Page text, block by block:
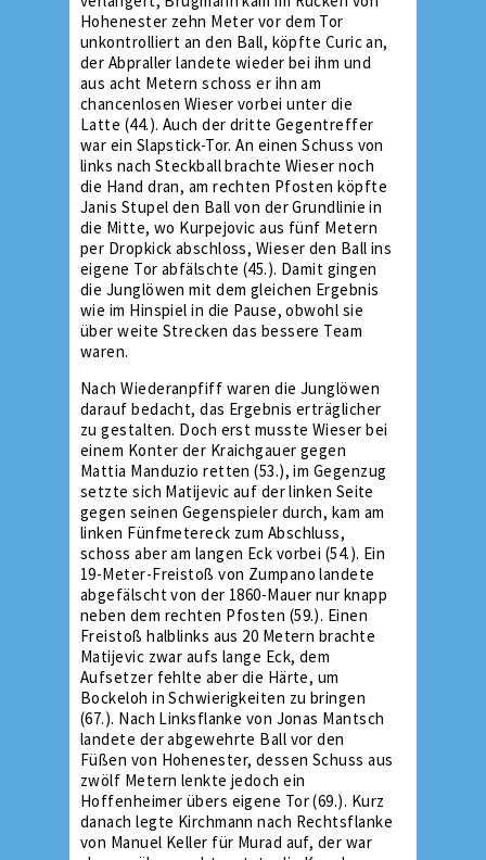
Hohenester zehn Meter vor dem Tor
unkontrolliert an den Ball, köpfte Curic an,
der Abpraller landete wieder bei ihm und
aus acht Metern schoss er ihn am
chancenlosen Wieser vorbei unter die
Latte (44.). Auch der dritte Gegentreffer
war ein Slapstick-Tor. An einen Schuss von
links nach Steckball brachte Wieser noch
die Hand dran, am rechten Pfosten köpfte
Janis Stupel den Ball von der Grundlinie in
die Mitte, wo Kurpejovic aus fünf Metern
per Dropkick abschloss, Wieser den Ball ins
eigene Tor abfälschte (45.). Damit gingen
die Junglöwen mit dem gleichen Ergebnis
wie im Hinspiel in die Pause, obwohl sie
über weite Strecken das bessere Team
waren.
Nach Wiederanpfiff waren die Junglöwen
darauf bedacht, das Ergebnis erträglicher
zu gestalten. Doch erst musste Wieser bei
einem Konter der Kraichgauer gegen
Mattia Manduzio retten (53.), im Gegenzug
setzte sich Matijevic auf der linken Seite
gegen seinen Gegenspieler durch, kam am
linken Fünfmetereck zum Abschluss,
schoss aber am langen Eck vorbei (54.). Ein
19-Meter-Freistoß von Zumpano landete
abgefälscht von der 1860-Mauer nur knapp
neben dem rechten Pfosten (59.). Einen
Freistoß halblinks aus 20 Metern brachte
Matijevic zwar aufs lange Eck, dem
Aufsetzer fehlte aber die Härte, um
Bockeloh in Schwierigkeiten zu bringen
(67.). Nach Linksflanke von Jonas Mantsch
landete der abgewehrte Ball vor den
Füßen von Hohenester, dessen Schuss aus
zwölf Metern lenkte jedoch ein
Hoffenheimer übers eigene Tor (69.). Kurz
danach legte Kirchmann nach Rechtsflanke
von Manuel Keller für Murad auf, der war